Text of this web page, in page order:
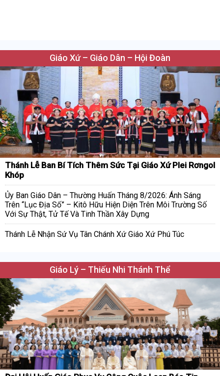
Giáo Xứ – Giáo Dân – Hội Đoàn
Thánh Lễ Ban Bí Tích Thêm Sức Tại Giáo Xứ Plei Rơngol
Khóp
Ủy Ban Giáo Dân – Thường Huấn Tháng 8/2026: Ánh Sáng
Trên “Lục Địa Số” – Kitô Hữu Hiện Diện Trên Môi Trường Số
Với Sự Thật, Tử Tế Và Tinh Thần Xây Dựng
Thánh Lễ Nhận Sứ Vụ Tân Chánh Xứ Giáo Xứ Phú Túc
Giáo Lý – Thiếu Nhi Thánh Thể